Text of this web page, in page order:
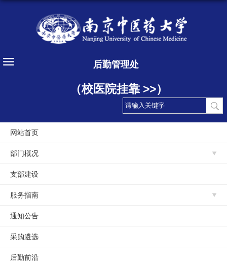
后勤管理处
（校医院挂靠 >>）
网站首页
部门概况
支部建设
服务指南
通知公告
采购遴选
后勤前沿